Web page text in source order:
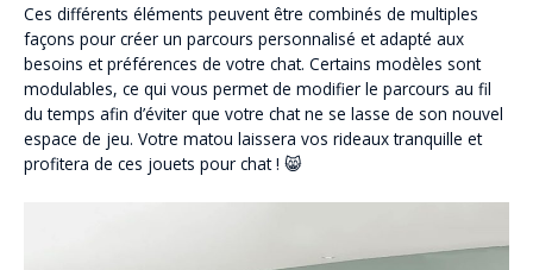
Ces différents éléments peuvent être combinés de multiples
façons pour créer un parcours personnalisé et adapté aux
besoins et préférences de votre chat. Certains modèles sont
modulables, ce qui vous permet de modifier le parcours au fil
du temps afin d’éviter que votre chat ne se lasse de son nouvel
espace de jeu. Votre matou laissera vos rideaux tranquille et
profitera de ces jouets pour chat ! 😸